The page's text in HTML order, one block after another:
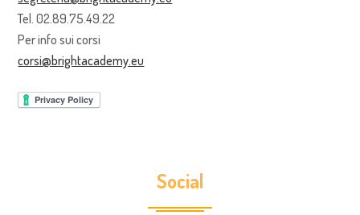
Tel. 02.89.75.49.22
Per info sui corsi
corsi@brightacademy.eu
Social